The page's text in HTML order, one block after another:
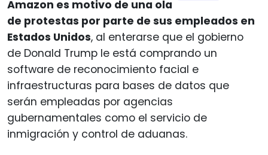
Amazon es motivo de una ola
de protestas por parte de sus empleados en
Estados Unidos, al enterarse que el gobierno
de Donald Trump le está comprando un
software de reconocimiento facial e
infraestructuras para bases de datos que
serán empleadas por agencias
gubernamentales como el servicio de
inmigración y control de aduanas.